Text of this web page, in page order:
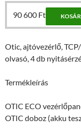
90 600 Ft
Otic, ajtóvezérlő,
olvasó, 4 db
Termékleírás
OTIC ECO
OTIC doboz (akku